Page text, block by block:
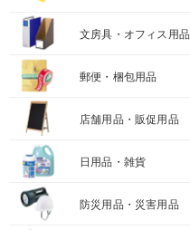
文房具・オフィス用品
郵便・梱包用品
店舗用品・販促用品
日用品・雑貨
防災用品・災害用品